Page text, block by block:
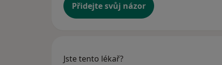
Přidejte svůj názor
Jste tento lékař?